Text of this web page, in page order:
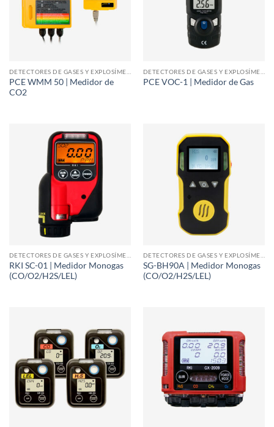
PCE WMM 50 | Medidor de
CO2
PCE VOC-1 | Medidor de Gas
DETECTORES DE GASES Y EXPLOSÍMETROS
RKI SC-01 | Medidor Monogas
(CO/O2/H2S/LEL)
DETECTORES DE GASES Y EXPLOSÍMETROS
SG-BH90A | Medidor Monogas
(CO/O2/H2S/LEL)